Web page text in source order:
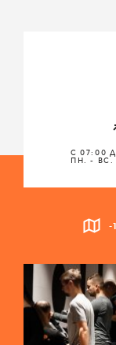
С 07:00
ПН. - ВС.
-